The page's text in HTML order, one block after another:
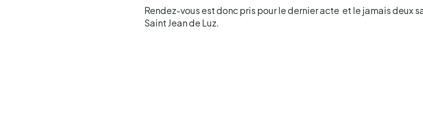
Rendez-vous est donc pris pour le dernier acte et le jamais deux
Saint Jean de Luz.